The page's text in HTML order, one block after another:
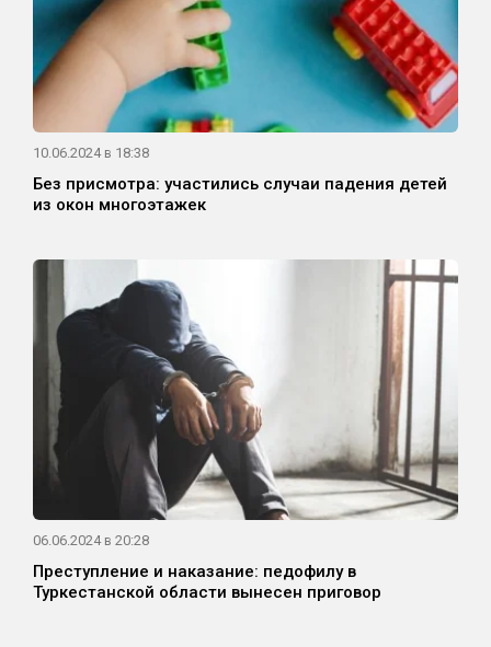
10.06.2024 в 18:38
Без присмотра: участились случаи падения детей
из окон многоэтажек
06.06.2024 в 20:28
Преступление и наказание: педофилу в
Туркестанской области вынесен приговор